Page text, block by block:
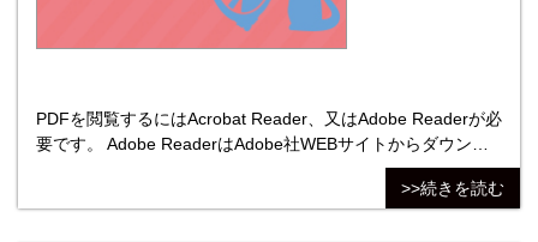
PDFを閲覧するにはAcrobat Reader、又はAdobe Readerが必
要です。 Adobe ReaderはAdobe社WEBサイトからダウンロ
切なサイズを知ろう ◎児玉雄司コラム 「こだま こと
>>続きを読む